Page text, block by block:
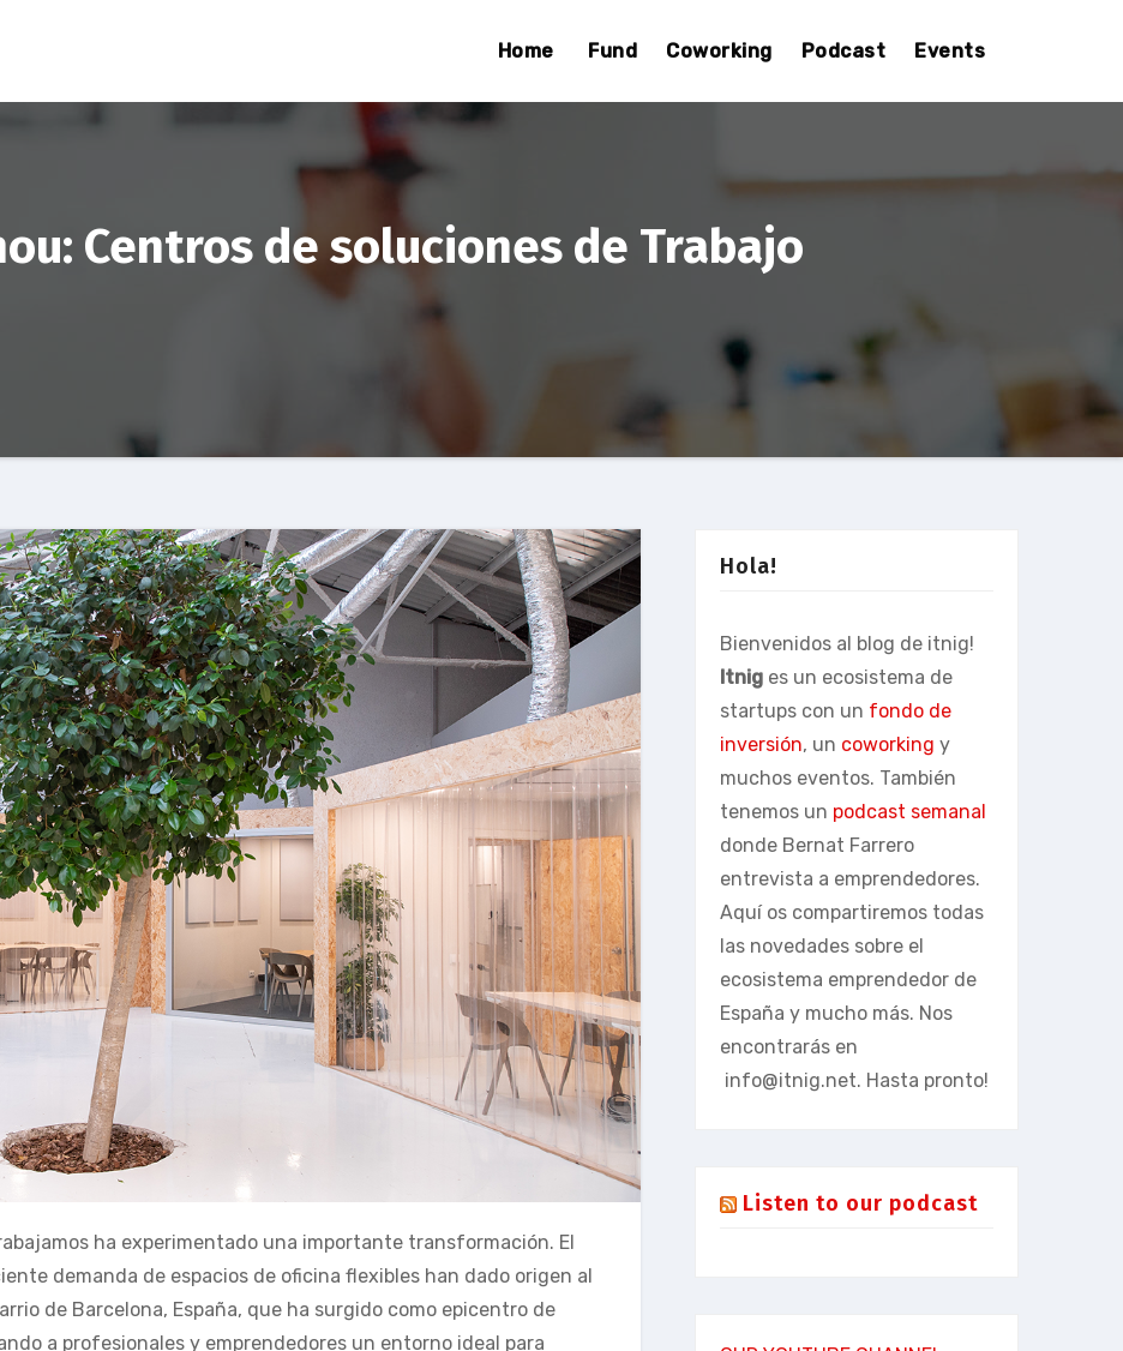
Home Fund Coworking Podcast Events
Centros de soluciones de Trabajo
ha experimentado una importante transformación. El
demanda de espacios de oficina flexibles han dado origen al
de Barcelona, España, que ha surgido como epicentro de
a profesionales y emprendedores un entorno ideal para
Hola!
Bienvenidos al blog de itnig!
Itnig es un ecosistema de
startups con un fondo de
inversión, un coworking y
muchos eventos. También
tenemos un podcast semanal
donde Bernat Farrero
entrevista a emprendedores.
Aquí os compartiremos todas
las novedades sobre el
ecosistema emprendedor de
España y mucho más. Nos
encontrarás en
info@itnig.net. Hasta pronto!
Listen to our podcast